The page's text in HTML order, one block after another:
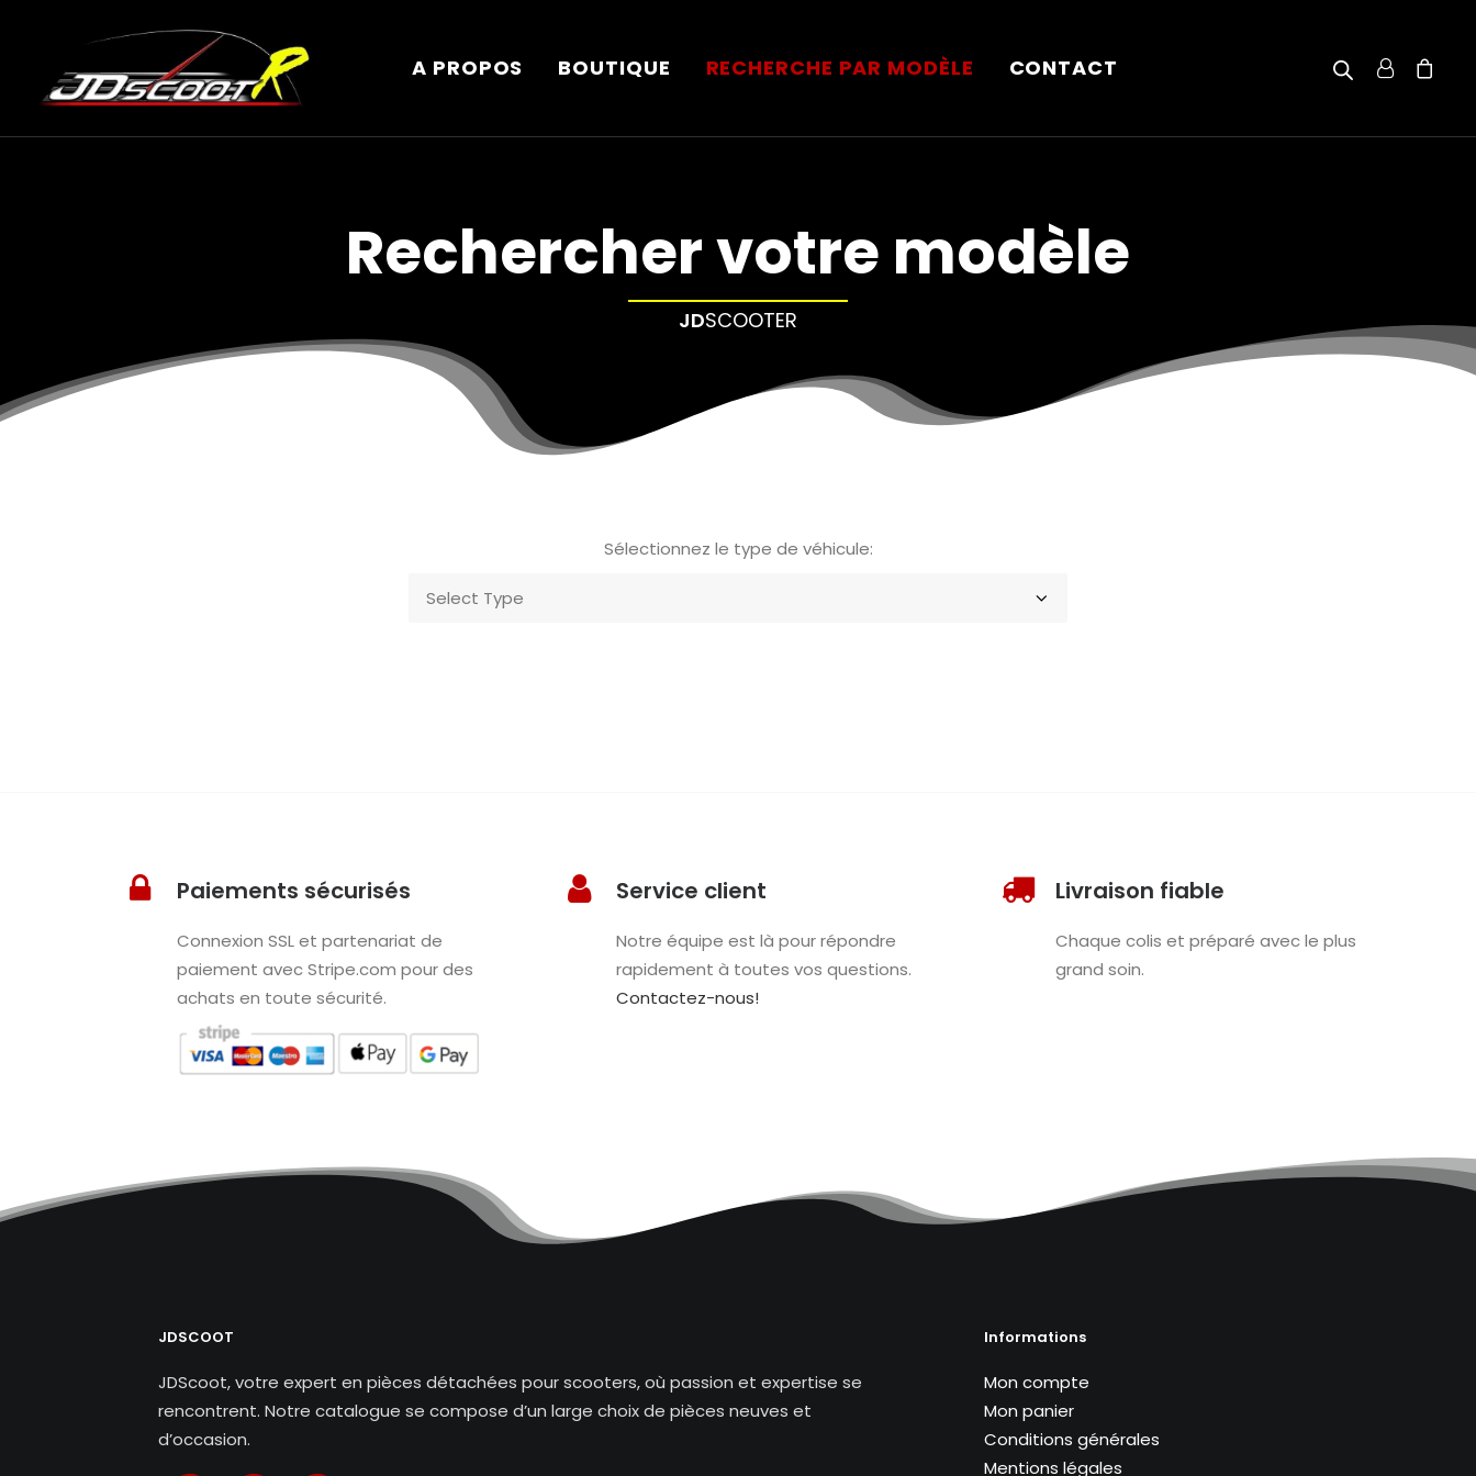
A PROPOS BOUTIQUE RECHERCHE PAR MODÈLE CONTACT
Rechercher votre modèle
JDSCOOTER
Sélectionnez le type de véhicule:
Paiements sécurisés
Connexion SSL et partenariat de
paiement avec Stripe.com pour des
achats en toute sécurité.
Service client
Notre équipe est là pour répondre
rapidement à toutes vos questions.
Contactez-nous!
Livraison fiable
Chaque colis et préparé avec le plus
grand soin.
JDSCOOT
JDScoot, votre expert en pièces détachées pour scooters, où passion et expertise se
rencontrent. Notre catalogue se compose d’un large choix de pièces neuves et
d’occasion.
Informations
Mon compte
Mon panier
Conditions générales
Mentions légales